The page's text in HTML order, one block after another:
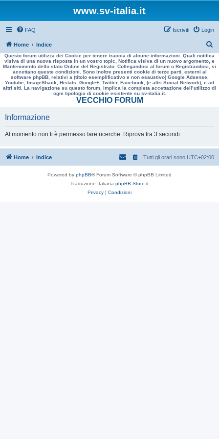
www.sv-italia.it
FAQ Login
Iscriviti
Home Indice
e
r
a
Questo forum utilizza dei Cookie per tenere traccia di alcune informazioni. Quali notifica
visiva di una nuova risposta in un vostro topic, Notifica visiva di un nuovo argomento, e
Mantenimento dello stato Online del Registrato. Collegandosi al forum o Registrandosi, si
accettano queste condizioni. Sono inoltre presenti cookie di terze parti, esterni al
software phpBB, relativi a (titolo esemplificativo e non esaustivo) Google Adsense,
Youtube, ImageShack, Histats, Google+, Twitter, Facebook, (e altri Social Network), e ad
altri siti. La navigazione su questo forum, implica la completa accettazione dell’utilizzo di
ogni tipologia di cookie esistente su sv-italia.it.
VECCHIO FORUM
Informazione
Al momento non ti è permesso fare ricerche. Riprova tra 3 secondi.
Home Indice Tutti gli orari sono UTC+02:00
Powered by phpBB® Forum Software © phpBB Limited
Traduzione Italiana phpBB-Store.it
Privacy | Condizioni